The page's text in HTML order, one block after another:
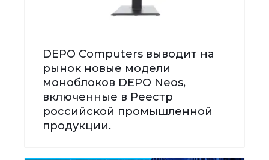
DEPO Computers выводит на
рынок новые модели
моноблоков DEPO Neos,
включенные в Реестр
российской промышленной
продукции.